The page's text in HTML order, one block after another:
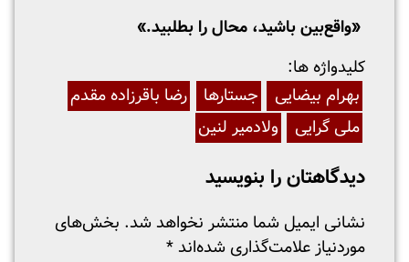
«واقع‌بین باشید، محال را بطلبید.
»
:کلیدواژه ها
بهرام بیضایی
جستارها
رضا باقرزاده مقدم
ملی گرایی
ولادمیر لنین
دیدگاهتان را بنویسید
نشانی ایمیل شما منتشر نخواهد شد. بخش‌های
موردنیاز علامت‌گذاری شده‌اند *